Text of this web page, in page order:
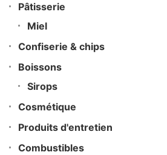
Pâtisserie
Miel
Confiserie & chips
Boissons
Sirops
Cosmétique
Produits d'entretien
Combustibles